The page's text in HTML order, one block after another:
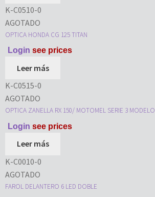
K-C0510-0
AGOTADO
OPTICA HONDA CG 125 TITAN
Login see prices
Leer más
K-C0515-0
AGOTADO
OPTICA ZANELLA RX 150/ MOTOMEL SERIE 3
Login see prices
Leer más
K-C0010-0
AGOTADO
FAROL DELANTERO 6 LED DOBLE